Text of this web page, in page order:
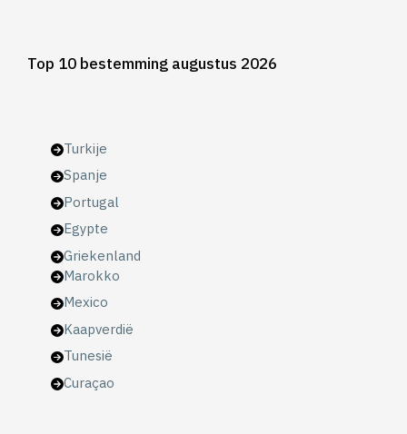
Top 10 bestemming augustus 2026
Turkije
Spanje
Portugal
Egypte
Griekenland
Marokko
Mexico
Kaapverdië
Tunesië
Curaçao